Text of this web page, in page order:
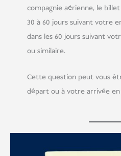
compagnie aérienne, le
30 à 60 jours suivant votre
dans les 60 jours suivant
ou similaire.
Cette question peut vous
départ ou à votre arrivée en